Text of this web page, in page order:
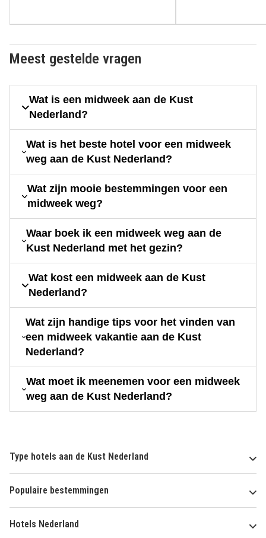
Meest gestelde vragen
Wat is een midweek aan de Kust
Nederland?
Wat is het beste hotel voor een midweek
weg aan de Kust Nederland?
Wat zijn mooie bestemmingen voor een
midweek weg?
Waar boek ik een midweek weg aan de
Kust Nederland met het gezin?
Wat kost een midweek aan de Kust
Nederland?
Wat zijn handige tips voor het vinden van
een midweek vakantie aan de Kust
Nederland?
Wat moet ik meenemen voor een midweek
weg aan de Kust Nederland?
Type hotels aan de Kust Nederland
Populaire bestemmingen
Hotels Nederland